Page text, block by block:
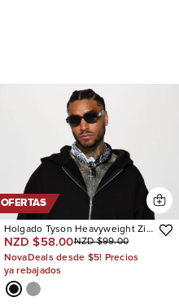
OFERTAS
Holgado Tyson Heavyweight Zip
Up
NZD $58.00NZD $99.00
NovaDeals desde $5! Precios
ya rebajados